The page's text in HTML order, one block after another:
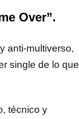
Over”.
anti-multiverso,
single de lo que
técnico y